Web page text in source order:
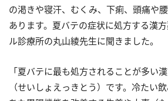
の渇きや寝汗、むくみ、下痢、頭痛や
あります。夏バテの症状に処方する漢
ル診療所の丸山綾先生に聞きました。
「夏バテに最も処方されることが多い
（せいしょえっきとう）です。冷たい